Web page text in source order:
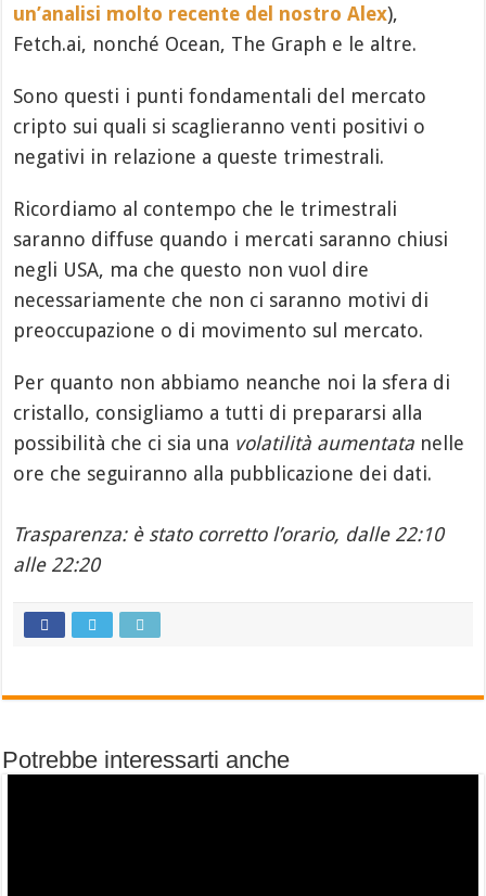
un’analisi molto recente del nostro Alex),
Fetch.ai, nonché Ocean, The Graph e le altre.
Sono questi i punti fondamentali del mercato
cripto sui quali si scaglieranno venti positivi o
negativi in relazione a queste trimestrali.
Ricordiamo al contempo che le trimestrali
saranno diffuse quando i mercati saranno chiusi
negli USA, ma che questo non vuol dire
necessariamente che non ci saranno motivi di
preoccupazione o di movimento sul mercato.
Per quanto non abbiamo neanche noi la sfera di
cristallo, consigliamo a tutti di prepararsi alla
possibilità che ci sia una volatilità aumentata nelle
ore che seguiranno alla pubblicazione dei dati.
Trasparenza: è stato corretto l’orario, dalle 22:10
alle 22:20
Potrebbe interessarti anche